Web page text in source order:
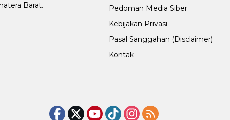
Barat.
Pedoman Media Siber
Kebijakan Privasi
Pasal Sanggahan (Disclaimer)
Kontak